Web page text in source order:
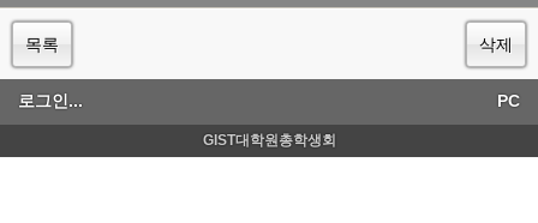
목록 삭제
로그인... PC
GIST대학원총학생회